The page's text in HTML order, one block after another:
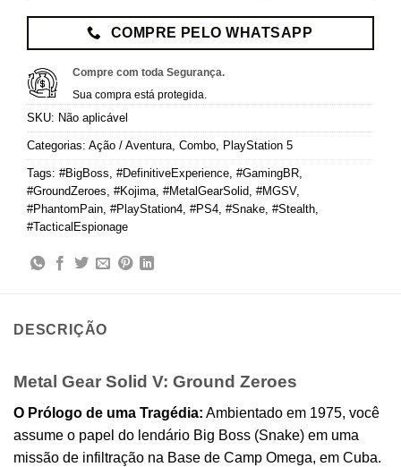
COMPRE PELO WHATSAPP
Compre com toda Segurança.
Sua compra está protegida.
SKU: Não aplicável
Categorias: Ação / Aventura Combo PlayStation 5
Tags: #BigBoss #DefinitiveExperience #GamingBR
#GroundZeroes #Kojima #MetalGearSolid #MGSV,
#PhantomPain #PlayStation4 #PS4 #Snake #Stealth
#TacticalEspionage
DESCRIÇÃO
Metal Gear Solid V: Ground Zeroes
O Prólogo de uma Tragédia: Ambientado em 1975, você
assume o papel do lendário Big Boss (Snake) em uma
missão de infiltração na Base de Camp Omega, em Cuba.